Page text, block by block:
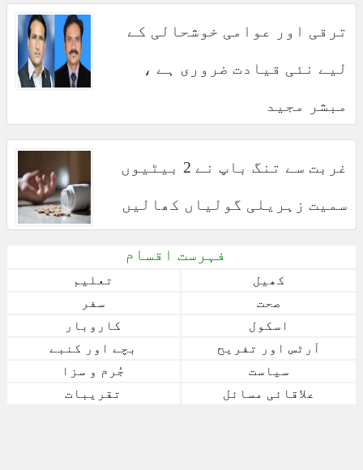
ترقی اور عوامی خوشحالی کے
لیے نئی قیادت ضروری ہے ،
مبشر مجید
غربت سے تنگ باپ نے 2 بیٹیوں
سمیت زہریلی گولیاں کھالیں
فہرست اقسام
کھیل
تعلیم
صحت
سفر
اسکول
کاروبار
آرٹس اور تفریح
بچے اور کنبے
سیاست
جُرم و سزا
علاقائی مسائل
تقریبات